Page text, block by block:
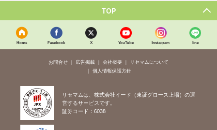
TOP
Home Facebook X YouTube Instagram line
お問合せ 広告掲載 会社概要
リセマムについて
個人情報保護方針
リセマムは、株式会社イード（東証グロース上場）の運
営するサービスです。
証券コード：6038